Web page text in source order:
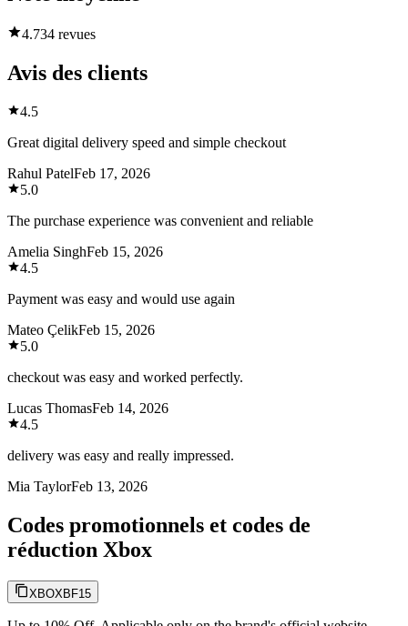
4.734 revues
Avis des clients
4.5
Great digital delivery speed and simple checkout
Rahul PatelFeb 17, 2026
5.0
The purchase experience was convenient and reliable
Amelia SinghFeb 15, 2026
4.5
Payment was easy and would use again
Mateo ÇelikFeb 15, 2026
5.0
checkout was easy and worked perfectly.
Lucas ThomasFeb 14, 2026
4.5
delivery was easy and really impressed.
Mia TaylorFeb 13, 2026
Codes promotionnels et codes de
réduction Xbox
XBOXBF15